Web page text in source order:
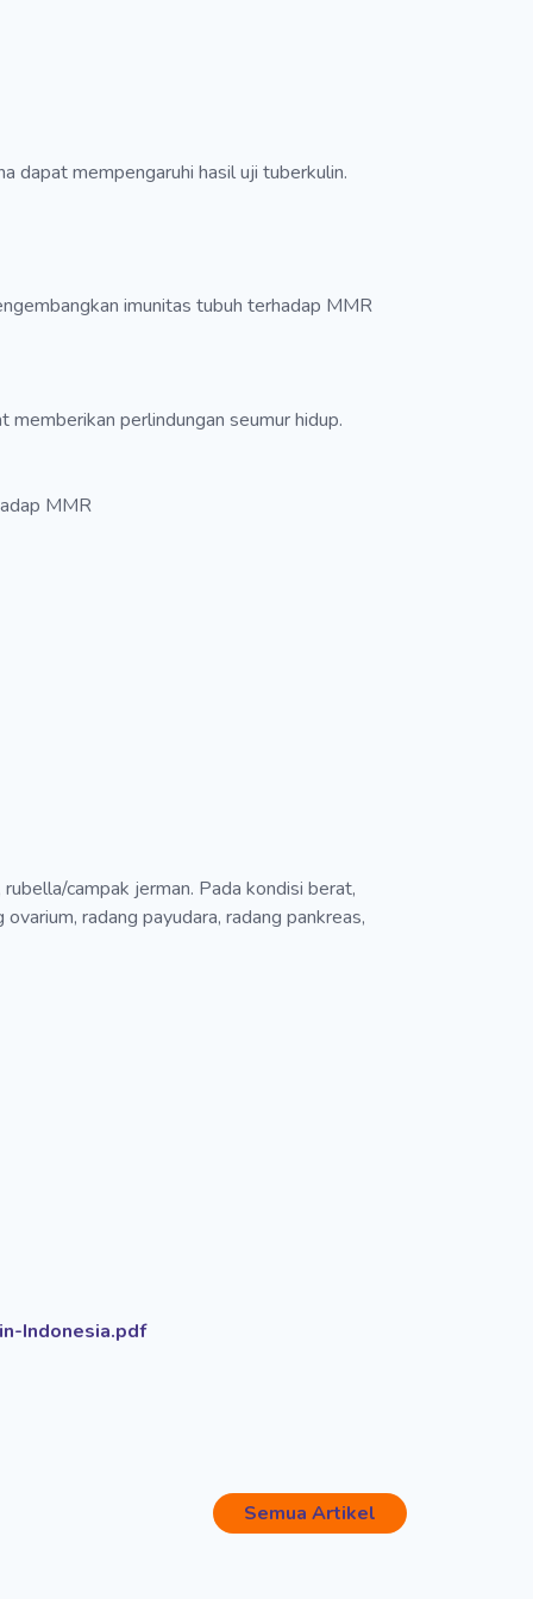
dapat mempengaruhi hasil uji tuberkulin.
imunitas tubuh terhadap MMR
perlindungan seumur hidup.
MMR
campak jerman. Pada kondisi berat,
radang payudara, radang pankreas,
Indonesia.pdf
Semua Artikel